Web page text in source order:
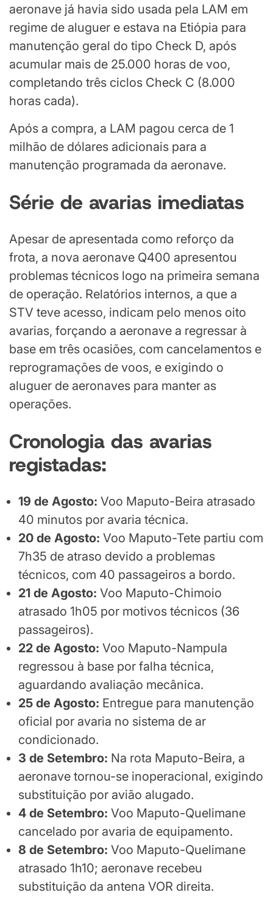
aeronave já havia sido usada pela LAM em
regime de aluguer e estava na Etiópia para
manutenção geral do tipo Check D, após
acumular mais de 25.000 horas de voo,
completando três ciclos Check C (8.000
horas cada).
Após a compra, a LAM pagou cerca de 1
milhão de dólares adicionais para a
manutenção programada da aeronave.
Série de avarias imediatas
Apesar de apresentada como reforço da
frota, a nova aeronave Q400 apresentou
problemas técnicos logo na primeira semana
de operação. Relatórios internos, a que a
STV teve acesso, indicam pelo menos oito
avarias, forçando a aeronave a regressar à
base em três ocasiões, com cancelamentos e
reprogramações de voos, e exigindo o
aluguer de aeronaves para manter as
operações.
Cronologia das avarias
registadas:
19 de Agosto: Voo Maputo-Beira atrasado
40 minutos por avaria técnica.
20 de Agosto: Voo Maputo-Tete partiu com
7h35 de atraso devido a problemas
técnicos, com 40 passageiros a bordo.
21 de Agosto: Voo Maputo-Chimoio
atrasado 1h05 por motivos técnicos (36
passageiros).
22 de Agosto: Voo Maputo-Nampula
regressou à base por falha técnica,
aguardando avaliação mecânica.
25 de Agosto: Entregue para manutenção
oficial por avaria no sistema de ar
condicionado.
3 de Setembro: Na rota Maputo-Beira, a
aeronave tornou-se inoperacional, exigindo
substituição por avião alugado.
4 de Setembro: Voo Maputo-Quelimane
cancelado por avaria de equipamento.
8 de Setembro: Voo Maputo-Quelimane
atrasado 1h10; aeronave recebeu
substituição da antena VOR direita.